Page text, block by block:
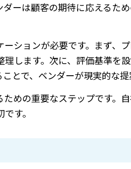
ーは顧客の期待に応えるた
ションが必要です。まず、
します。次に、評価基準を
とで、ベンダーが現実的な提
めの重要なステップです。
す。